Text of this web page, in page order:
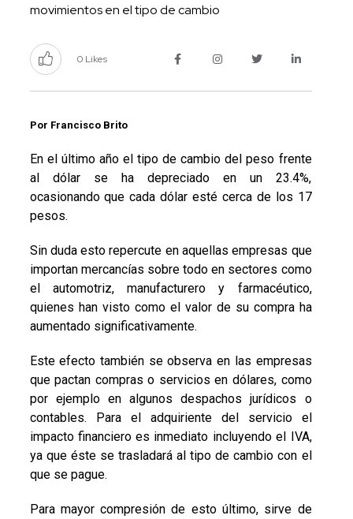
movimientos en el tipo de cambio
0 Likes
Por Francisco Brito
En el último año el tipo de cambio del peso frente
al dólar se ha depreciado en un 23.4%,
ocasionando que cada dólar esté cerca de los 17
pesos.
Sin duda esto repercute en aquellas empresas que
importan mercancías sobre todo en sectores como
el automotriz, manufacturero y farmacéutico,
quienes han visto como el valor de su compra ha
aumentado significativamente.
Este efecto también se observa en las empresas
que pactan compras o servicios en dólares, como
por ejemplo en algunos despachos jurídicos o
contables. Para el adquiriente del servicio el
impacto financiero es inmediato incluyendo el IVA,
ya que éste se trasladará al tipo de cambio con el
que se pague.
Para mayor compresión de esto último, sirve de